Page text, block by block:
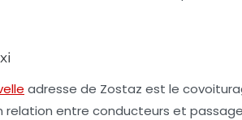
adresse de Zostaz est le
relation entre conducteurs et